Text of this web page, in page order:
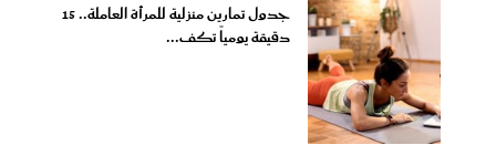
جدول تمارين منزلية للمرأة العاملة.. 15
دقيقة يومياً تكف...